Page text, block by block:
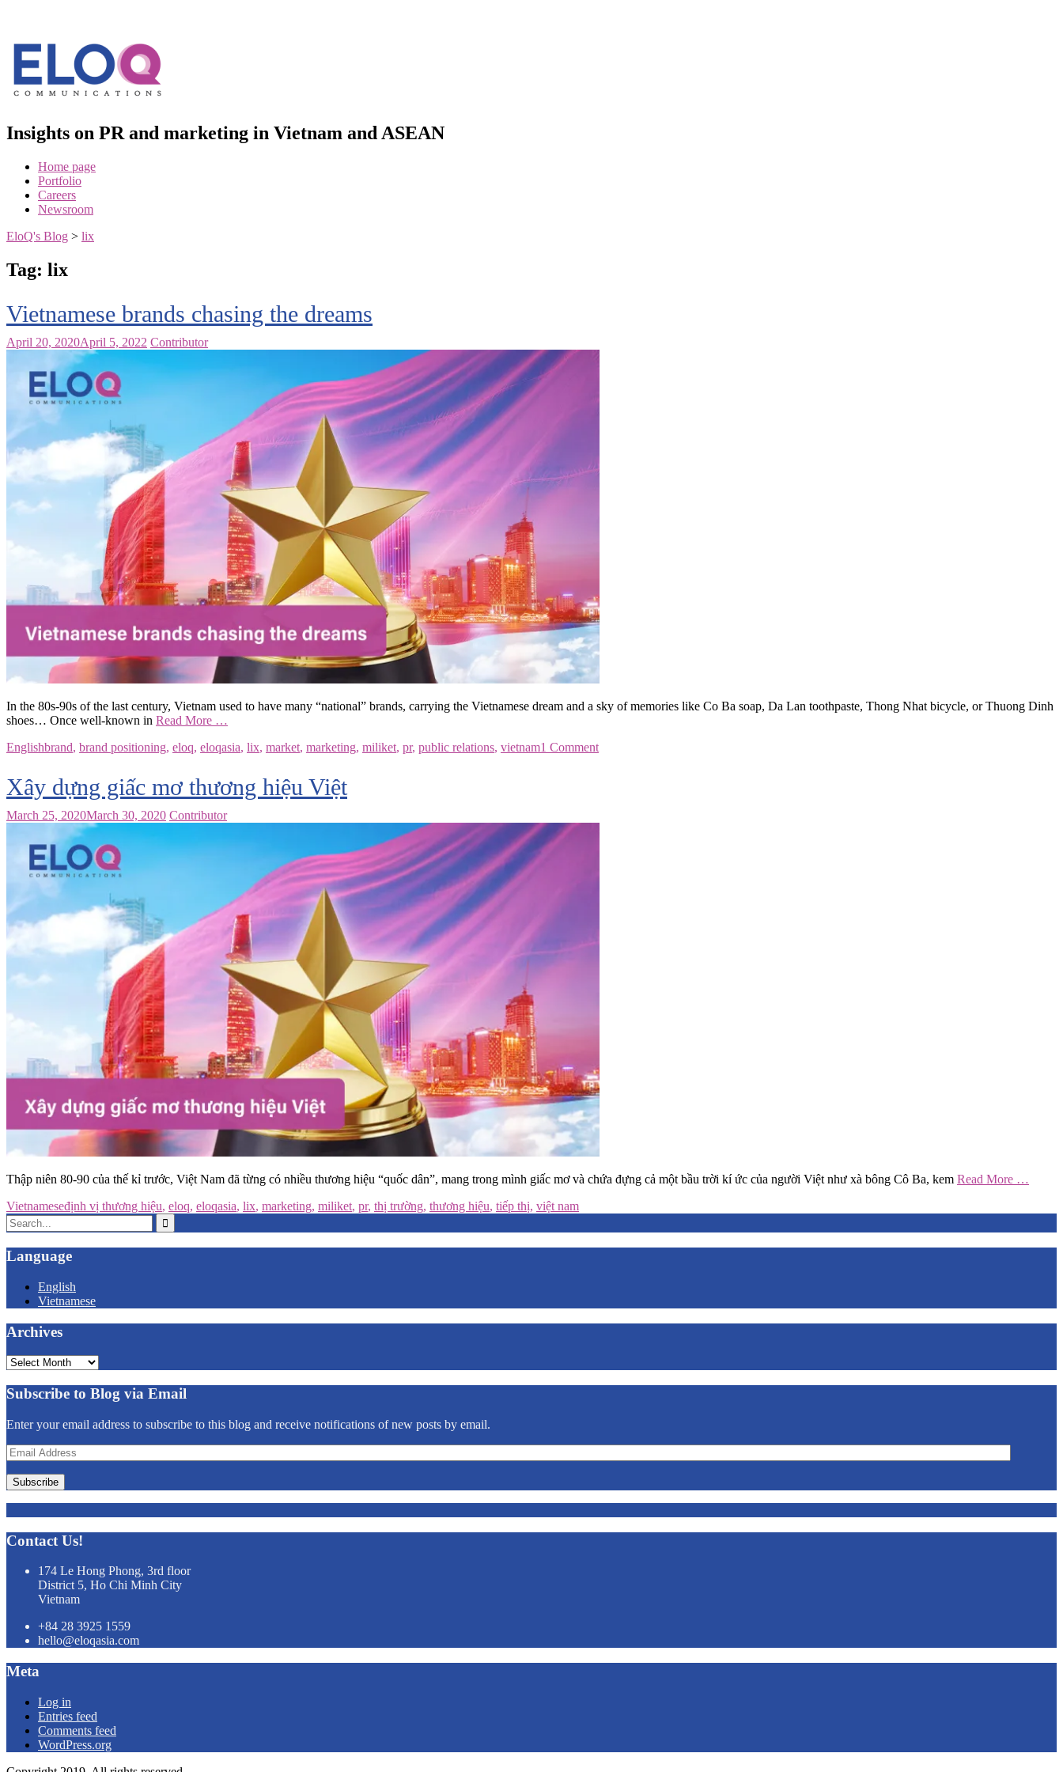
Skip
content
Insights on PR and marketing in Vietnam and ASEAN
Home page
Portfolio
Careers
Newsroom
EloQ's Blog > lix
Tag: lix
Vietnamese brands chasing the dreams
April 20, 2020April 5, 2022 Contributor
In the 80s-90s of the last century, Vietnam used to have many “national” brands, carrying the Vietnamese dream and a sky of memories like Co Ba soap, Da Lan toothpaste, Thong Nhat bicycle, or Thuong Dinh
shoes… Once well-known in Read More …
Englishbrand, brand positioning, eloq, eloqasia, lix, market, marketing, miliket, pr, public relations, vietnam1 Comment
Xây dựng giấc mơ thương hiệu Việt
March 25, 2020March 30, 2020 Contributor
Thập niên 80-90 của thế kỉ trước, Việt Nam đã từng có nhiều thương hiệu “quốc dân”, mang trong mình giấc mơ và chứa đựng cả một bầu trời kí ức của người Việt như xà bông Cô Ba, kem Read More …
Vietnameseđịnh vị thương hiệu, eloq, eloqasia, lix, marketing, miliket, pr, thị trường, thương hiệu, tiếp thị, việt nam
Search
for:
Language
English
Vietnamese
Archives
Archives
Subscribe to Blog via Email
Enter your email address to subscribe to this blog and receive notifications of new posts by email.
Email
Address
Subscribe
Contact Us!
174 Le Hong Phong, 3rd floor
District 5, Ho Chi Minh City
Vietnam
+84 28 3925 1559
hello@eloqasia.com
Meta
Log in
Entries feed
Comments feed
WordPress.org